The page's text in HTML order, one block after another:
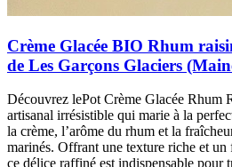
Crème Glacée BIO Rhum
de Les Garçons Glaciers
Découvrez lePot Crème Glacée Rhum
artisanal irrésistible qui marie à la
la crème, l’arôme du rhum et la
marinés. Offrant une texture riche et
ce délice raffiné est indispensable pour